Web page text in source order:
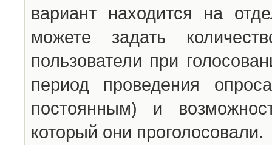
вариант находится на
можете задать
пользователи при
период проведения
постоянным) и
который они проголосовали.